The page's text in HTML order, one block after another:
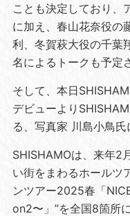
ことも決定しており、
に加え、春山花奈役の
利、冬賀萩大役の千葉
名によるトークも予定
そして、本日
デビューより
る、写真家 川島小鳥氏
SHISHAMOは、来年2
い街をまわるホールツ
ンツアー2025春「
on2〜」”を全国8箇所